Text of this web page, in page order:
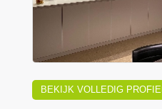
BEKIJK VOLLEDIG PROFIEL